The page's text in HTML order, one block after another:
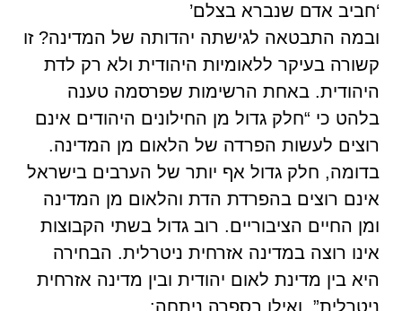
‘חביב אדם שנברא בצלם’
ובמה התבטאה לגישתה יהדותה של המדינה? זו
קשורה בעיקר ללאומיות היהודית ולא רק לדת
היהודית. באחת הרשימות שפרסמה טענה
בלהט כי “חלק גדול מן החילונים היהודים אינם
רוצים לעשות הפרדה של הלאום מן המדינה.
בדומה, חלק גדול אף יותר של הערבים בישראל
אינם רוצים בהפרדת הדת והלאום מן המדינה
ומן החיים הציבוריים. רוב גדול בשתי הקבוצות
אינו רוצה במדינה אזרחית ניטרלית. הבחירה
היא בין מדינת לאום יהודית ובין מדינה אזרחית
ניטרלית”. ואילו בספרה ניתחה: